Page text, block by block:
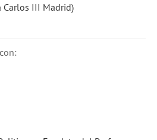
Carlos III Madrid)